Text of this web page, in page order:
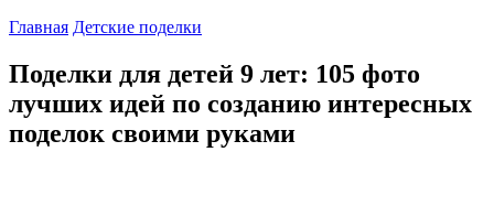
Главная Детские поделки
Поделки для детей 9 лет: 105 фото
лучших идей по созданию интересных
поделок своими руками